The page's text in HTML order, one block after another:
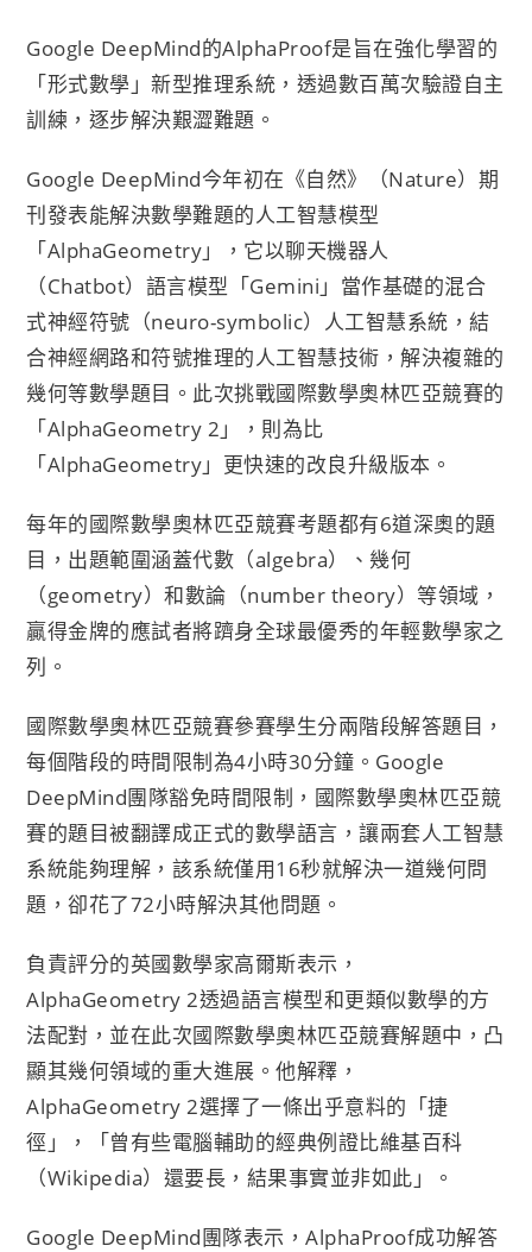
Google DeepMind的AlphaProof是旨在強化學習的
「形式數學」新型推理系統，透過數百萬次驗證自主
訓練，逐步解決艱澀難題。
Google DeepMind今年初在《自然》（Nature）期
刊發表能解決數學難題的人工智慧模型
「AlphaGeometry」，它以聊天機器人
（Chatbot）語言模型「Gemini」當作基礎的混合
式神經符號（neuro-symbolic）人工智慧系統，結
合神經網路和符號推理的人工智慧技術，解決複雜的
幾何等數學題目。此次挑戰國際數學奧林匹亞競賽的
「AlphaGeometry 2」，則為比
「AlphaGeometry」更快速的改良升級版本。
每年的國際數學奧林匹亞競賽考題都有6道深奧的題
目，出題範圍涵蓋代數（algebra）、幾何
（geometry）和數論（number theory）等領域，
贏得金牌的應試者將躋身全球最優秀的年輕數學家之
列。
國際數學奧林匹亞競賽參賽學生分兩階段解答題目，
每個階段的時間限制為4小時30分鐘。Google
DeepMind團隊豁免時間限制，國際數學奧林匹亞競
賽的題目被翻譯成正式的數學語言，讓兩套人工智慧
系統能夠理解，該系統僅用16秒就解決一道幾何問
題，卻花了72小時解決其他問題。
負責評分的英國數學家高爾斯表示，
AlphaGeometry 2透過語言模型和更類似數學的方
法配對，並在此次國際數學奧林匹亞競賽解題中，凸
顯其幾何領域的重大進展。他解釋，
AlphaGeometry 2選擇了一條出乎意料的「捷
徑」，「曾有些電腦輔助的經典例證比維基百科
（Wikipedia）還要長，結果事實並非如此」。
Google DeepMind團隊表示，AlphaProof成功解答